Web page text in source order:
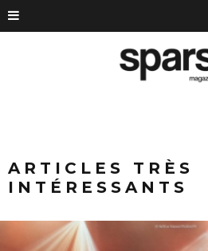
ARTICLES TRÈS
INTÉRESSANTS